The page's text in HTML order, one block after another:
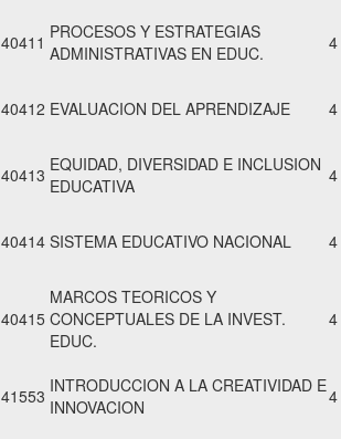
40411 PROCESOS Y ESTRATEGIAS
ADMINISTRATIVAS EN EDUC.
4
40412 EVALUACION DEL APRENDIZAJE 4
40413 EQUIDAD, DIVERSIDAD E INCLUSION
EDUCATIVA
4
40414 SISTEMA EDUCATIVO NACIONAL 4
40415
MARCOS TEORICOS Y
CONCEPTUALES DE LA INVEST.
EDUC.
4
41553 INTRODUCCION A LA CREATIVIDAD E
INNOVACION
4